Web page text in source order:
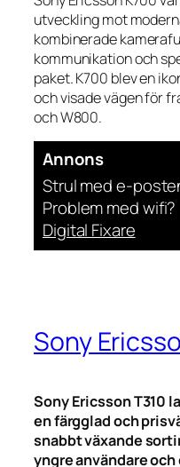
utveckling mot
kombinerade
kommunikation och
paket. K700 blev en
och visade vägen för
och W800.
Annons
Strul med e-
Problem med wifi?
Digital Fixare
Sony
Sony Ericsson T310
en färgglad och
snabbt växande
yngre användare